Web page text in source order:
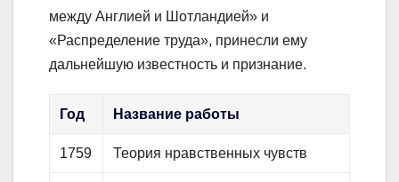
между Англией и Шотландией» и
«Распределение труда», принесли ему
дальнейшую известность и признание.
Год Название работы
1759 Теория нравственных чувств